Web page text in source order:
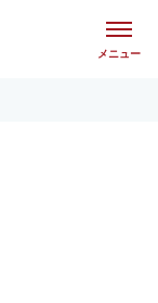
メニュー